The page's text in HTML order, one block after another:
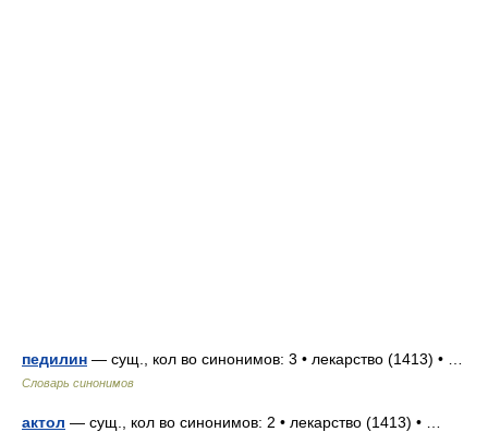
педилин — сущ., кол во синонимов: 3 • лекарство (1413) • …
Словарь синонимов
актол — сущ., кол во синонимов: 2 • лекарство (1413) • …